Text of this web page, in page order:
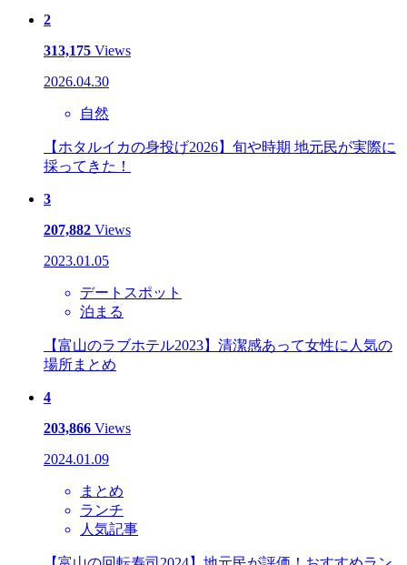
2
313,175 Views
2026.04.30
自然
【ホタルイカの身投げ2026】旬や時期 地元民が実際に
採ってきた！
3
207,882 Views
2023.01.05
デートスポット
泊まる
【富山のラブホテル2023】清潔感あって女性に人気の
場所まとめ
4
203,866 Views
2024.01.09
まとめ
ランチ
人気記事